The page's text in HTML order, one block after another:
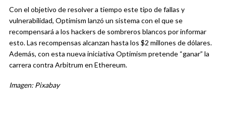
Con el objetivo de resolver a tiempo este tipo de fallas y
vulnerabilidad, Optimism lanzó un sistema con el que se
recompensará a los hackers de sombreros blancos por informar
esto. Las recompensas alcanzan hasta los $2 millones de dólares.
Además, con esta nueva iniciativa Optimism pretende “ganar” la
carrera contra Arbitrum en Ethereum.
Imagen: Pixabay